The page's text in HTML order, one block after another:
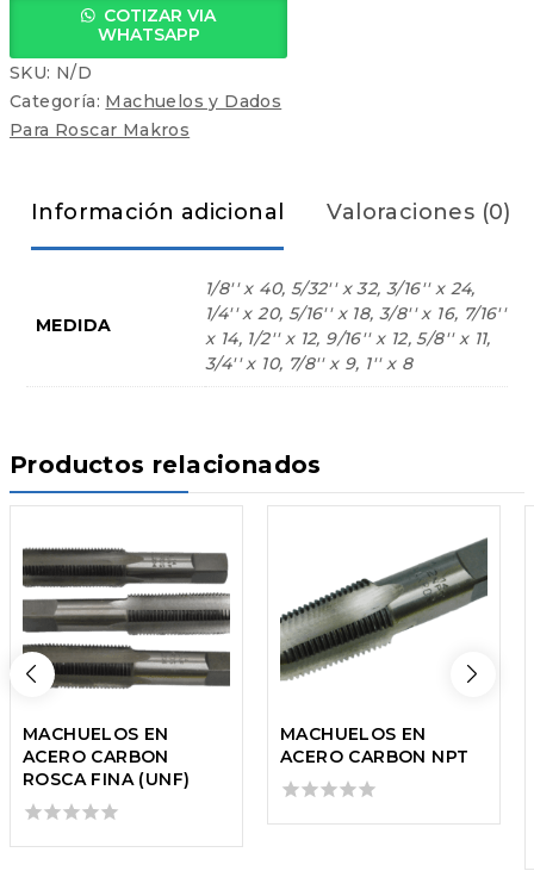
COTIZAR VIA
WHATSAPP
SKU: N/D
Categoría: Machuelos y Dados
Para Roscar Makros
Información adicional Valoraciones (0)
MEDIDA
1/8'' x 40, 5/32'' x 32, 3/16'' x 24,
1/4'' x 20, 5/16'' x 18, 3/8'' x 16, 7/16''
x 14, 1/2'' x 12, 9/16'' x 12, 5/8'' x 11,
3/4'' x 10, 7/8'' x 9, 1'' x 8
Productos relacionados
MACHUELOS EN
ACERO CARBON
ROSCA FINA (UNF)
0
MACHUELOS EN
ACERO CARBON NPT
0